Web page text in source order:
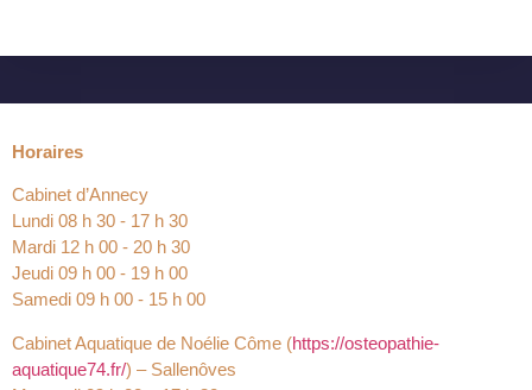
Horaires
Cabinet d’Annecy
Lundi 08 h 30 ‐ 17 h 30
Mardi 12 h 00 ‐ 20 h 30
Jeudi 09 h 00 ‐ 19 h 00
Samedi 09 h 00 ‐ 15 h 00
Cabinet Aquatique de Noélie Côme (https://osteopathie-
aquatique74.fr/) – Sallenôves